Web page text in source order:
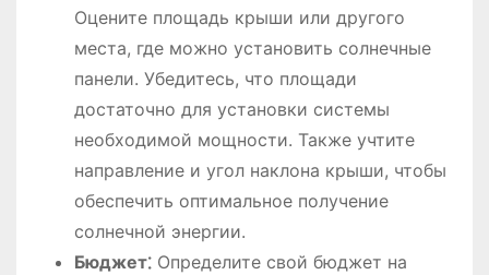
Оцените площадь крыши или другого
места, где можно установить солнечные
панели. Убедитесь, что площади
достаточно для установки системы
необходимой мощности. Также учтите
направление и угол наклона крыши, чтобы
обеспечить оптимальное получение
солнечной энергии.
Бюджет⁚Определите свой бюджет на